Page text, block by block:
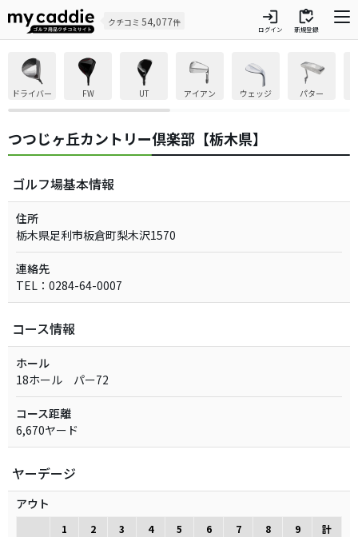
クチコミ 54,077件 login
ログイン
inventory
新規登録
ドライバー FW UT アイアン ウェッジ パター
つつじヶ丘カントリー倶楽部【栃木県】
ゴルフ場基本情報
住所
栃木県足利市板倉町梨木沢1570
連絡先
TEL：0284-64-0007
コース情報
ホール
18ホール パー72
コース距離
6,670ヤード
ヤーデージ
アウト
1 2 3 4 5 6 7 8 9
計